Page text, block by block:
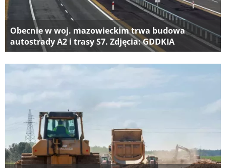
Obecnie w woj. mazowieckim trwa budowa
autostrady A2 i trasy S7. Zdjęcia: GDDKIA